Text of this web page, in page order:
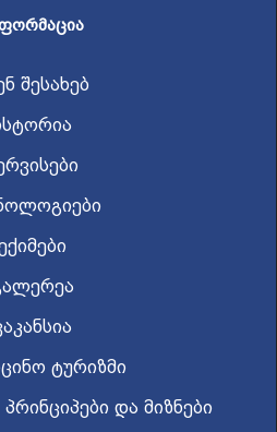
შესახებ
ტურიზმი
და მიზნები